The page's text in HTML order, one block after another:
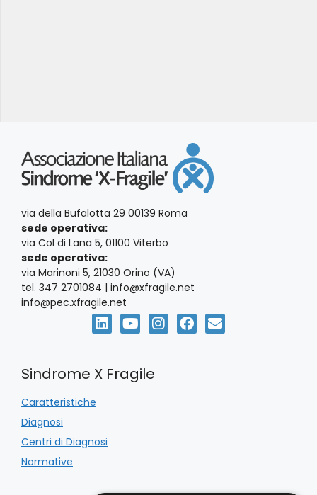
via della Bufalotta 29 00139 Roma
sede operativa:
via Col di Lana 5, 01100 Viterbo
sede operativa:
via Marinoni 5, 21030 Orino (VA)
tel. 347 2701084 | info@xfragile.net
info@pec.xfragile.net
Sindrome X Fragile
Caratteristiche
Diagnosi
Centri di Diagnosi
Normative